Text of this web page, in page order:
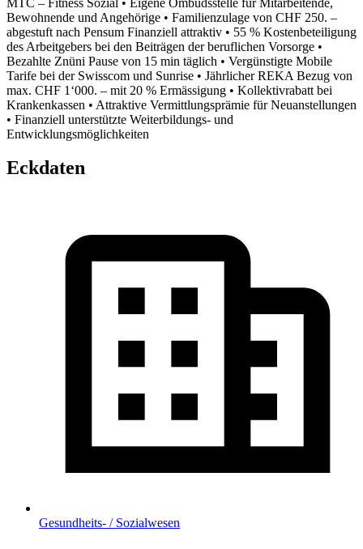
Bewohnende und Angehörige • Familienzulage von CHF 250. –
abgestuft nach Pensum Finanziell attraktiv • 55 % Kostenbeteiligung
des Arbeitgebers bei den Beiträgen der beruflichen Vorsorge •
Bezahlte Znüni Pause von 15 min täglich • Vergünstigte Mobile
Tarife bei der Swisscom und Sunrise • Jährlicher REKA Bezug von
max. CHF 1‘000. – mit 20 % Ermässigung • Kollektivrabatt bei
Krankenkassen • Attraktive Vermittlungsprämie für Neuanstellungen
• Finanziell unterstützte Weiterbildungs- und
Entwicklungsmöglichkeiten
Eckdaten
Gesundheits- / Sozialwesen